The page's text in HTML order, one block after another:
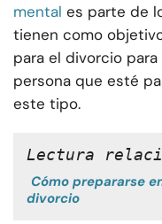
mental es parte de
tienen como
para el divorcio
persona que esté
este tipo.
Lectura
Cómo prepararse
divorcio